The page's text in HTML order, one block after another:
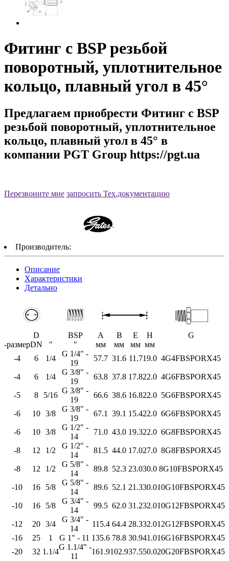
Фитинг с BSP резьбой
поворотный, уплотнительное
кольцо, плавный угол в 45°
Предлагаем приобрести Фитинг с BSP
резьбой поворотный, уплотнительное
кольцо, плавный угол в 45° в
компании PGT Group https://pgt.ua
Перезвоните мне запросить Тех.документацию
Производитель:
Описание
Характеристики
Детально
D BSP A B E H
G
-размерDN " " мм мм мм мм
-4
6 1/4
G 1/4" -
19
57.7 31.6 11.719.0 4G4FBSPORX45
-4 6 1/4
G 3/8" -
19
63.8 37.8 17.822.0 4G6FBSPORX45
-5 8 5/16
G 3/8" -
19
66.6 38.6 16.822.0 5G6FBSPORX45
-6 10 3/8
G 3/8" -
19
67.1 39.1 15.422.0 6G6FBSPORX45
-6 10 3/8
G 1/2" -
14
71.0 43.0 19.322.0 6G8FBSPORX45
-8 12 1/2
G 1/2" -
14
81.5 44.0 17.027.0 8G8FBSPORX45
-8 12 1/2
G 5/8" -
14
89.8 52.3 23.030.0 8G10FBSPORX45
-10 16 5/8
G 5/8" -
14
89.6 52.1 21.330.010G10FBSPORX45
-10 16 5/8
G 3/4" -
14
99.5 62.0 31.232.010G12FBSPORX45
-12 20 3/4
G 3/4" -
14
115.4 64.4 28.332.012G12FBSPORX45
-16
25 1 G 1" - 11 135.6 78.8 30.941.016G16FBSPORX45
-20
32 1.1/4
G 1.1/4" -
11
161.9102.937.550.020G20FBSPORX45